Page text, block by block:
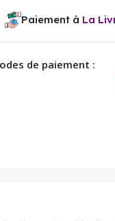
Paiement à La
de paiement :